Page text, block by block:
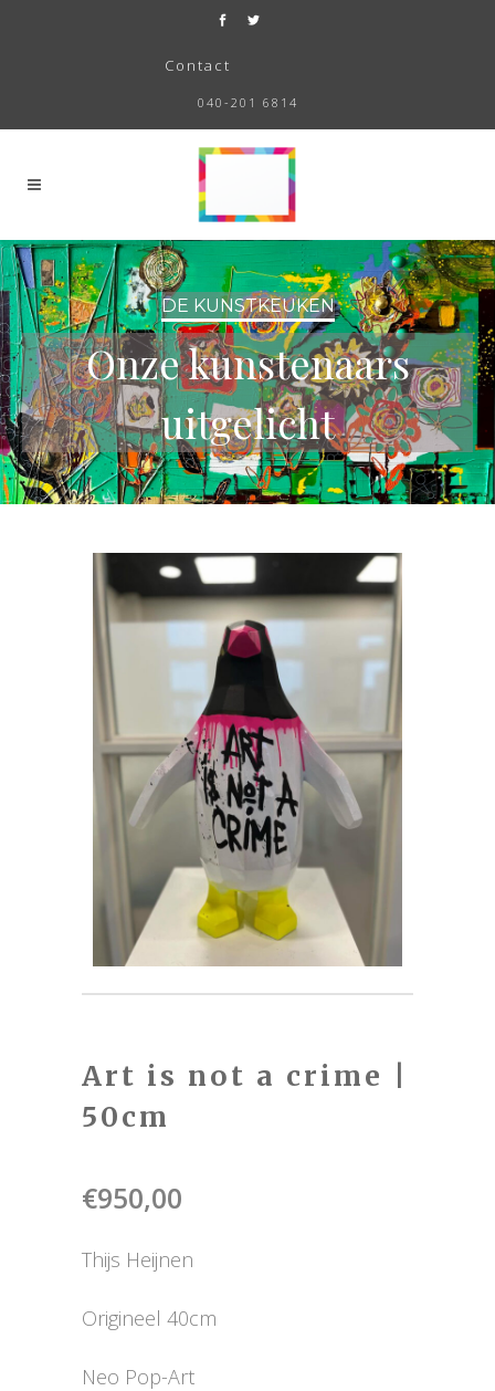
Contact
040-201 6814
DE KUNSTKEUKEN
Onze kunstenaars
uitgelicht
Art is not a crime |
50cm
€950,00
Thijs Heijnen
Origineel 40cm
Neo Pop-Art